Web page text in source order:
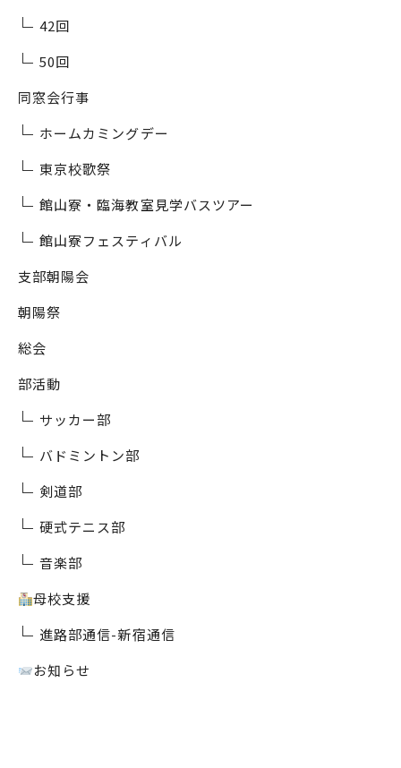
42回
50回
同窓会行事
ホームカミングデー
東京校歌祭
館山寮・臨海教室見学バスツアー
館山寮フェスティバル
支部朝陽会
朝陽祭
総会
部活動
サッカー部
バドミントン部
剣道部
硬式テニス部
音楽部
母校支援
進路部通信-新宿通信
お知らせ